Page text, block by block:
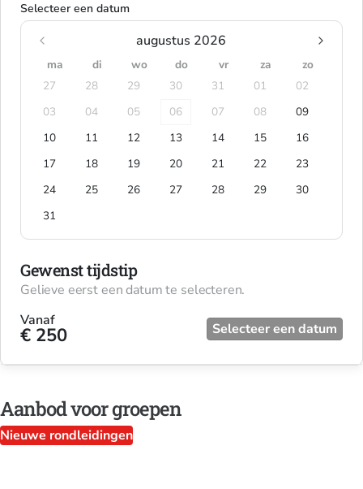
Selecteer een datum
augustus 2026
ma di wo do vr za
zo
27
28 29 30 31 01
02
03
04 05 06 07 08
09
10
11 12 13 14 15
16
17
18 19 20 21 22
23
24
25 26 27 28 29
30
31
Gewenst tijdstip
Gelieve eerst een datum te selecteren.
Vanaf
€ 250 Selecteer een datum
Aanbod voor groepen
Nieuwe rondleidingen